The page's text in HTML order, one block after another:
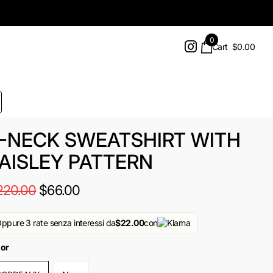
Cart
0
$0.00
NECK SWEATSHIRT WITH
PATTERN
$66.00
3 rate senza interessi da$22.00con